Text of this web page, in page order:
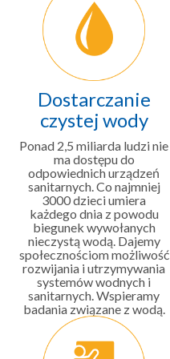
Dostarczanie
czystej wody
Ponad 2,5 miliarda ludzi nie
ma dostępu do
odpowiednich urządzeń
sanitarnych. Co najmniej
3000 dzieci umiera
każdego dnia z powodu
biegunek wywołanych
nieczystą wodą. Dajemy
społecznościom możliwość
rozwijania i utrzymywania
systemów wodnych i
sanitarnych. Wspieramy
badania związane z wodą.